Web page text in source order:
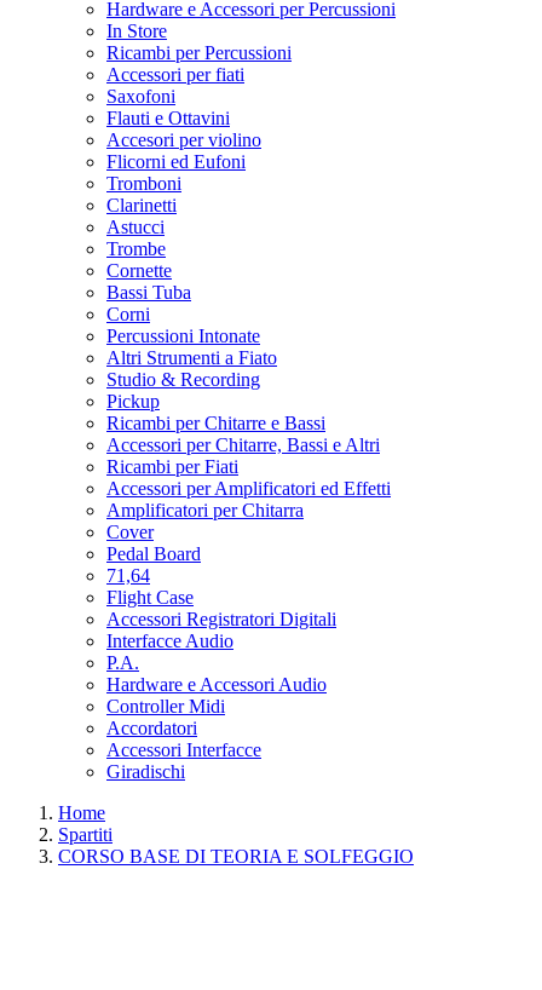
Hardware e Accessori per Percussioni
In Store
Ricambi per Percussioni
Accessori per fiati
Saxofoni
Flauti e Ottavini
Accesori per violino
Flicorni ed Eufoni
Tromboni
Clarinetti
Astucci
Trombe
Cornette
Bassi Tuba
Corni
Percussioni Intonate
Altri Strumenti a Fiato
Studio & Recording
Pickup
Ricambi per Chitarre e Bassi
Accessori per Chitarre, Bassi e Altri
Ricambi per Fiati
Accessori per Amplificatori ed Effetti
Amplificatori per Chitarra
Cover
Pedal Board
71,64
Flight Case
Accessori Registratori Digitali
Interfacce Audio
P.A.
Hardware e Accessori Audio
Controller Midi
Accordatori
Accessori Interfacce
Giradischi
Home
Spartiti
CORSO BASE DI TEORIA E SOLFEGGIO